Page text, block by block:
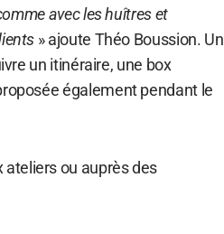
avec les huîtres et
» ajoute Théo Boussion. Un
un itinéraire, une box
également pendant le
ateliers ou auprès des